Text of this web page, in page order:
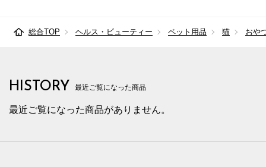
総合TOP ヘルス・ビューティー ペット用品 猫 おや
HISTORY 最近ご覧になった商品
最近ご覧になった商品がありません。